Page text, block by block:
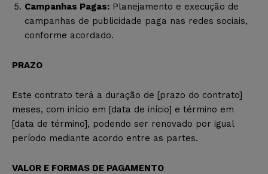
Campanhas Pagas: Planejamento e execução de
campanhas de publicidade paga nas redes sociais,
conforme acordado.
PRAZO
Este contrato terá a duração de [prazo do contrato]
meses, com início em [data de início] e término em
[data de término], podendo ser renovado por igual
período mediante acordo entre as partes.
VALOR E FORMAS DE PAGAMENTO